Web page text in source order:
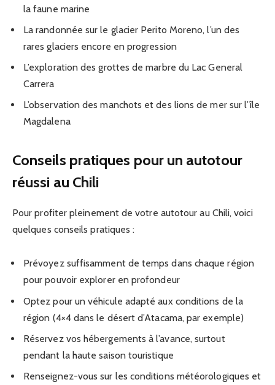
la faune marine
La randonnée sur le glacier Perito Moreno, l’un des
rares glaciers encore en progression
L’exploration des grottes de marbre du Lac General
Carrera
L’observation des manchots et des lions de mer sur l’île
Magdalena
Conseils pratiques pour un autotour
réussi au Chili
Pour profiter pleinement de votre autotour au Chili, voici
quelques conseils pratiques :
Prévoyez suffisamment de temps dans chaque région
pour pouvoir explorer en profondeur
Optez pour un véhicule adapté aux conditions de la
région (4×4 dans le désert d’Atacama, par exemple)
Réservez vos hébergements à l’avance, surtout
pendant la haute saison touristique
Renseignez-vous sur les conditions météorologiques et